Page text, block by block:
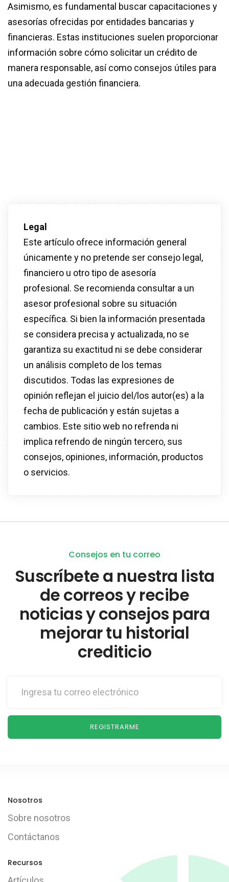
Asimismo, es fundamental buscar capacitaciones y
asesorías ofrecidas por entidades bancarias y
financieras. Estas instituciones suelen proporcionar
información sobre cómo solicitar un crédito de
manera responsable, así como consejos útiles para
una adecuada gestión financiera.
Legal
Este artículo ofrece información general
únicamente y no pretende ser consejo legal,
financiero u otro tipo de asesoría
profesional. Se recomienda consultar a un
asesor profesional sobre su situación
específica. Si bien la información presentada
se considera precisa y actualizada, no se
garantiza su exactitud ni se debe considerar
un análisis completo de los temas
discutidos. Todas las expresiones de
opinión reflejan el juicio del/los autor(es) a la
fecha de publicación y están sujetas a
cambios. Este sitio web no refrenda ni
implica refrendo de ningún tercero, sus
consejos, opiniones, información, productos
o servicios.
Consejos en tu correo
Suscríbete a nuestra lista
de correos y recibe
noticias y consejos para
mejorar tu historial
crediticio
REGISTRARME
Nosotros
Sobre nosotros
Contáctanos
Recursos